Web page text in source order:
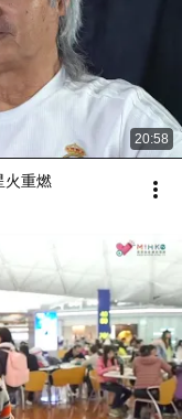
20:58
火重燃